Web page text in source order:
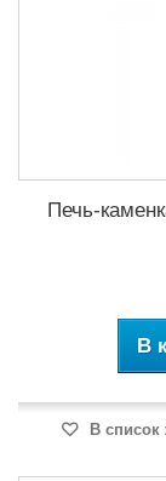
Печь-
В
В список